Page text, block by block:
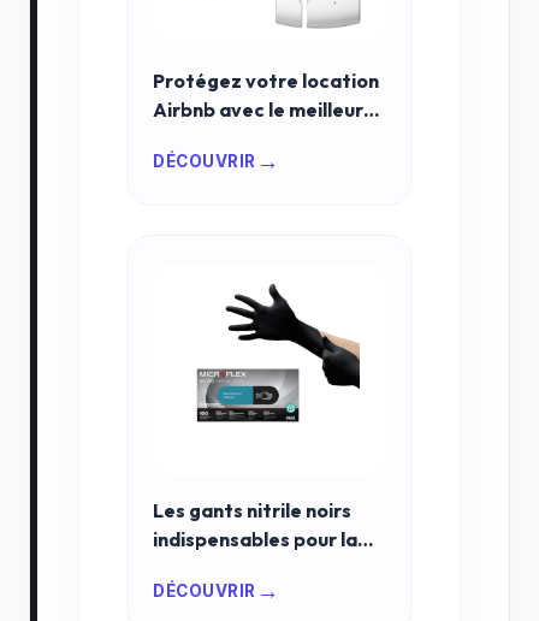
Protégez votre location
Airbnb avec le meilleur
2026
DÉCOUVRIR →
Les gants nitrile noirs
indispensables pour la
2026
DÉCOUVRIR →